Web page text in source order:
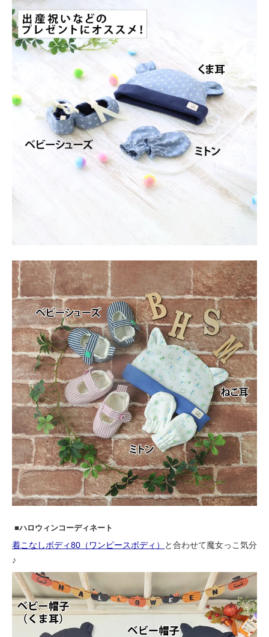
■ハロウィンコーディネート
着こなしボディ80（ワンピースボディ）
と合わせて魔女っこ気分
♪